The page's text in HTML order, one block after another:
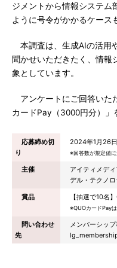
ジメントから情報システム
ように号令がかかるケース
本調査は、生成AIの活用
聞かせいただきたく、情報
象としています。
アンケートにご回答いた
カードPay（3000円分）」
応募締め切
り
2024年1月26
※回答数が規定値
主催
アイティメディ
デル・テクノロ
賞品
【抽選で10名】
※QUOカードPay
問い合わせ
先
メンバーシップ